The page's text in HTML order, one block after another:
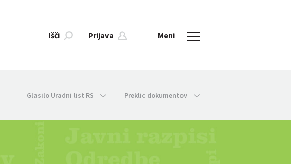
Išči Prijava Meni
Glasilo Uradni list RS Preklic dokumentov